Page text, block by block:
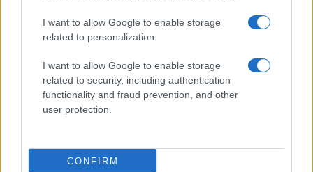
I want to allow Google to enable storage
related to personalization.
I want to allow Google to enable storage
related to security, including authentication
functionality and fraud prevention, and other
user protection.
CONFIRM